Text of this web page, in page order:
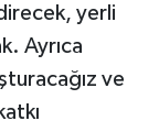
yerli
Ayrıca
ve